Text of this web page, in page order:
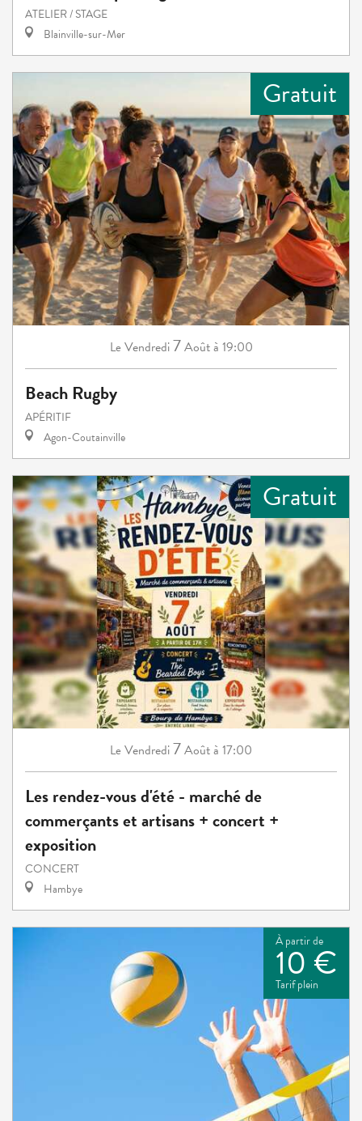
ATELIER / STAGE
Blainville-sur-Mer
Gratuit
Le Vendredi7Aoûtà 19:00
Beach Rugby
APÉRITIF
Agon-Coutainville
Gratuit
LeVendredi7Aoûtà 17:00
Les rendez-vous d'été - marché de
commerçants et artisans + concert +
exposition
CONCERT
Hambye
À partir de
10 €
Tarif plein